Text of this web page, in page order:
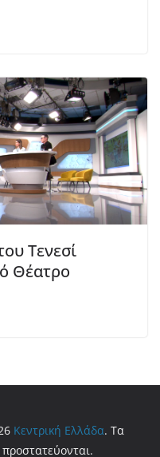
Τενεσί
Θέατρο
Κεντρική Ελλάδα. Τα